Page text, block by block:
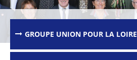
GROUPE UNION POUR LA LOIRE